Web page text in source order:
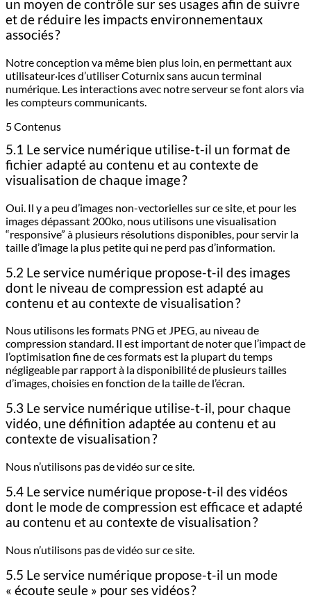
un moyen de contrôle sur ses usages afin de suivre
et de réduire les impacts environnementaux
associés ?
Notre conception va même bien plus loin, en permettant aux
utilisateur·ices d’utiliser Coturnix sans aucun terminal
numérique. Les interactions avec notre serveur se font alors via
les compteurs communicants.
5 Contenus
5.1 Le service numérique utilise-t-il un format de
fichier adapté au contenu et au contexte de
visualisation de chaque image ?
Oui. Il y a peu d’images non-vectorielles sur ce site, et pour les
images dépassant 200ko, nous utilisons une visualisation
“responsive” à plusieurs résolutions disponibles, pour servir la
taille d’image la plus petite qui ne perd pas d’information.
5.2 Le service numérique propose-t-il des images
dont le niveau de compression est adapté au
contenu et au contexte de visualisation ?
Nous utilisons les formats PNG et JPEG, au niveau de
compression standard. Il est important de noter que l’impact de
l’optimisation fine de ces formats est la plupart du temps
négligeable par rapport à la disponibilité de plusieurs tailles
d’images, choisies en fonction de la taille de l’écran.
5.3 Le service numérique utilise-t-il, pour chaque
vidéo, une définition adaptée au contenu et au
contexte de visualisation ?
Nous n’utilisons pas de vidéo sur ce site.
5.4 Le service numérique propose-t-il des vidéos
dont le mode de compression est efficace et adapté
au contenu et au contexte de visualisation ?
Nous n’utilisons pas de vidéo sur ce site.
5.5 Le service numérique propose-t-il un mode
« écoute seule » pour ses vidéos ?